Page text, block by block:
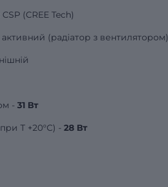
CSP (CREE Tech)
активний (радіатор з вентилятором)
- 31 Вт
Т +20°C) - 28 Вт